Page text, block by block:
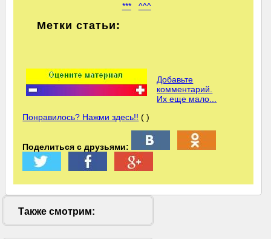
*** ^^^
Метки статьи:
Добавьте
комментарий.
Их еще мало...
Понравилось? Нажми здесь!! ( )
Поделиться с друзьями:
Также смотрим: